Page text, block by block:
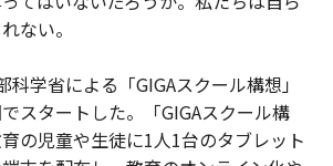
ない。
科学省による「GIGAスクール構想」
スタートした。「GIGAスクール構
の児童や生徒に1人1台のタブレット